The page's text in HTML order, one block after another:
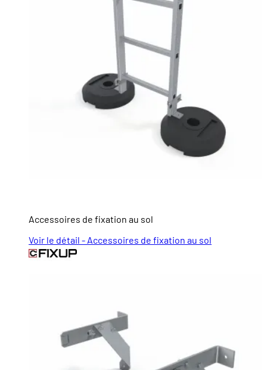
Accessoires de fixation au sol
Voir le détail - Accessoires de fixation au sol